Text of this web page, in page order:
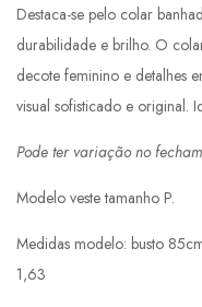
Destaca-se pelo colar
durabilidade e brilho. O
decote feminino e detalhes
visual sofisticado e original.
Pode ter variação no
Modelo veste tamanho P.
Medidas modelo: busto
1,63